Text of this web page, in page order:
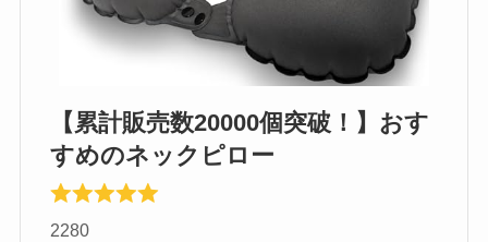
【累計販売数20000個突破！】おす
すめのネックピロー
2280